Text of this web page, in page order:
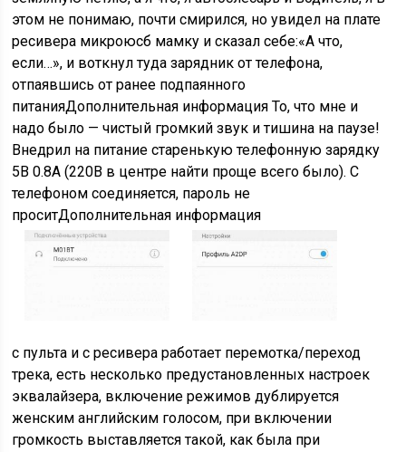
этом не понимаю, почти смирился, но увидел на плате
ресивера микроюсб мамку и сказал себе:«А что,
если…», и воткнул туда зарядник от телефона,
отпаявшись от ранее подпаянного
питанияДополнительная информация То, что мне и
надо было — чистый громкий звук и тишина на паузе!
Внедрил на питание старенькую телефонную зарядку
5В 0.8А (220В в центре найти проще всего было). С
телефоном соединяется, пароль не
проситДополнительная информация
с пульта и с ресивера работает перемотка/переход
трека, есть несколько предустановленных настроек
эквалайзера, включение режимов дублируется
женским английским голосом, при включении
громкость выставляется такой, как была при